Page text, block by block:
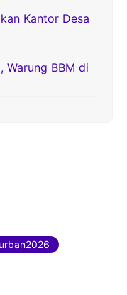
Kantor Desa
Warung BBM di